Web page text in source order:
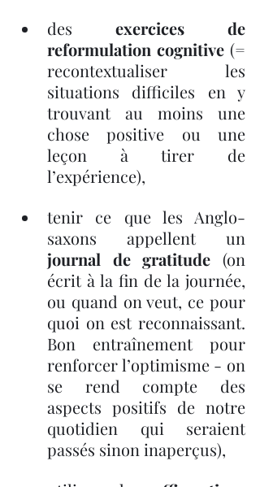
des exercices de
reformulation cognitive (=
recontextualiser les
situations difficiles en y
trouvant au moins une
chose positive ou une
leçon à tirer de
l’expérience),
tenir ce que les Anglo-
journal de gratitude (on
écrit à la fin de la journée,
ou quand on veut, ce pour
quoi on est reconnaissant.
Bon entraînement pour
renforcer l’optimisme - on
se rend compte des
aspects positifs de notre
quotidien qui seraient
passés sinon inaperçus),